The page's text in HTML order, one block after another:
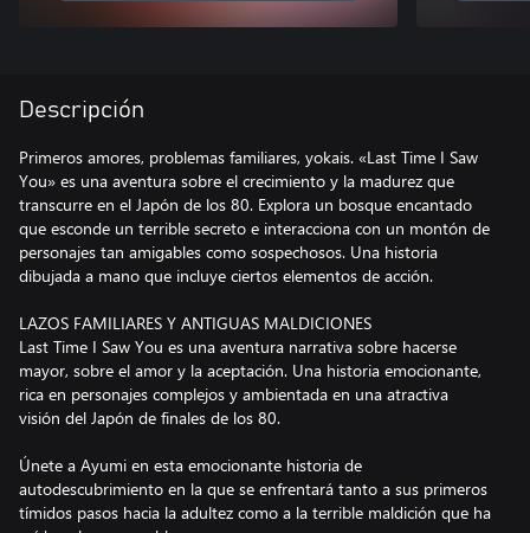
Descripción
Primeros amores, problemas familiares, yokais. «Last Time I Saw
You» es una aventura sobre el crecimiento y la madurez que
transcurre en el Japón de los 80. Explora un bosque encantado
que esconde un terrible secreto e interacciona con un montón de
personajes tan amigables como sospechosos. Una historia
dibujada a mano que incluye ciertos elementos de acción.
LAZOS FAMILIARES Y ANTIGUAS MALDICIONES
Last Time I Saw You es una aventura narrativa sobre hacerse
mayor, sobre el amor y la aceptación. Una historia emocionante,
rica en personajes complejos y ambientada en una atractiva
visión del Japón de finales de los 80.
Únete a Ayumi en esta emocionante historia de
autodescubrimiento en la que se enfrentará tanto a sus primeros
tímidos pasos hacia la adultez como a la terrible maldición que ha